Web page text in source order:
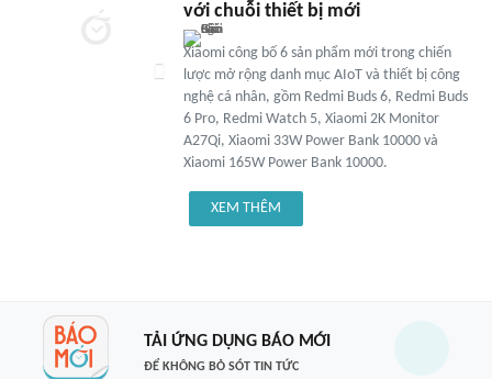
với chuỗi thiết bị mới
Xiaomi công bố 6 sản phẩm mới trong chiến
lược mở rộng danh mục AIoT và thiết bị công
nghệ cá nhân, gồm Redmi Buds 6, Redmi Buds
6 Pro, Redmi Watch 5, Xiaomi 2K Monitor
A27Qi, Xiaomi 33W Power Bank 10000 và
Xiaomi 165W Power Bank 10000.
XEM THÊM
TẢI ỨNG DỤNG BÁO MỚI
ĐỂ KHÔNG BỎ SÓT TIN TỨC